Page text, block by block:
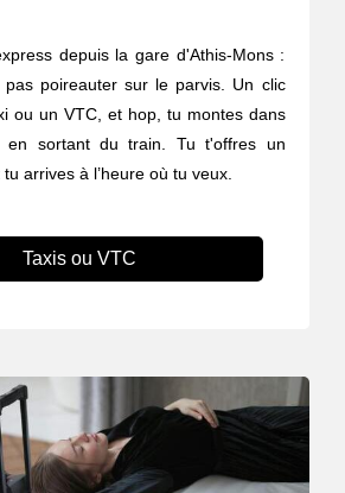
depuis la gare d'Athis-Mons :
poireauter sur le parvis. Un clic
ou un VTC, et hop, tu montes dans
en sortant du train. Tu t'offres un
arrives à l’heure où tu veux.
Taxis ou VTC